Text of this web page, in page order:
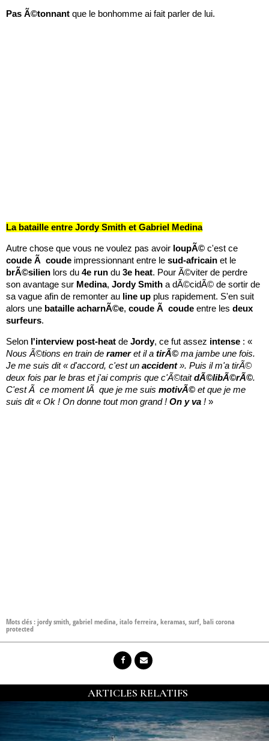
Pas Ã©tonnant que le bonhomme ai fait parler de lui.
La bataille entre Jordy Smith et Gabriel Medina
Autre chose que vous ne voulez pas avoir loupÃ© c'est ce
coude Ã coude impressionnant entre le sud-africain et le
brÃ©silien lors du 4e run du 3e heat. Pour Ã©viter de perdre
son avantage sur Medina, Jordy Smith a dÃ©cidÃ© de sortir de
sa vague afin de remonter au line up plus rapidement. S'en suit
alors une bataille acharnÃ©e, coude Ã coude entre les deux
surfeurs.
Selon l'interview post-heat de Jordy, ce fut assez intense : «
Nous Ã©tions en train de rameret il a tirÃ© ma jambe une fois.
Je me suis dit « d'accord, c'est un accident». Puis il m'a tirÃ©
deux fois par le bras et j'ai compris que c'Ã©taitdÃ©libÃ©rÃ©.
C'est Ã ce moment lÃ que je me suis motivÃ© et que je me
suis dit « Ok ! On donne tout mon grand ! On y va ! »
Mots clés :jordy smith,gabriel medina,italo ferreira,keramas,surf,bali corona
protected
ARTICLES RELATIFS